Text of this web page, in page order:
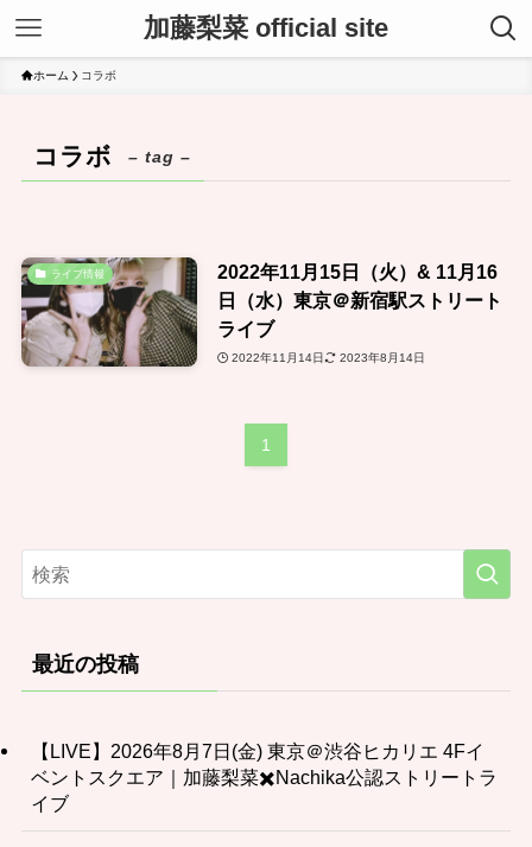
加藤梨菜 official site
ホーム コラボ
コラボ – tag –
ライブ情報
2022年11月15日（火）& 11月16
日（水）東京＠新宿駅ストリート
ライブ
2022年11月14日 2023年8月14日
1
最近の投稿
【LIVE】2026年8月7日(金) 東京＠渋谷ヒカリエ 4Fイ
ベントスクエア｜加藤梨菜✖️Nachika公認ストリートラ
イブ